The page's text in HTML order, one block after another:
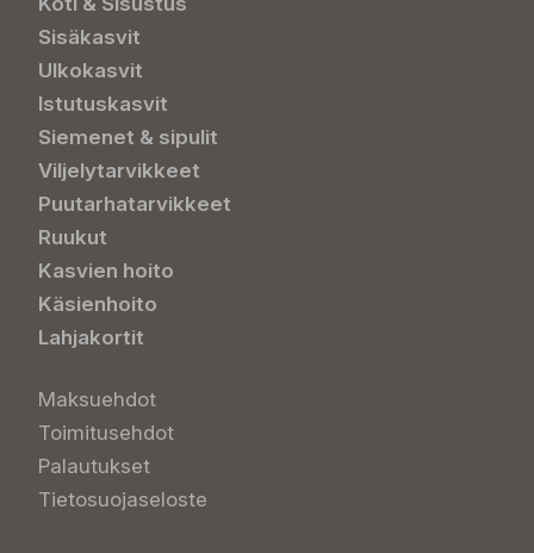
Sisäkasvit
Ulkokasvit
Istutuskasvit
Siemenet & sipulit
Viljelytarvikkeet
Puutarhatarvikkeet
Ruukut
Kasvien hoito
Käsienhoito
Lahjakortit
Maksuehdot
Toimitusehdot
Palautukset
Tietosuojaseloste